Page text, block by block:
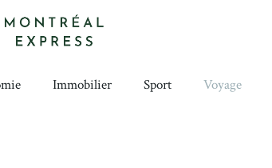
Immobilier Sport Voyage